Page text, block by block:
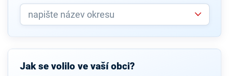
Jak se volilo ve vaší obci?